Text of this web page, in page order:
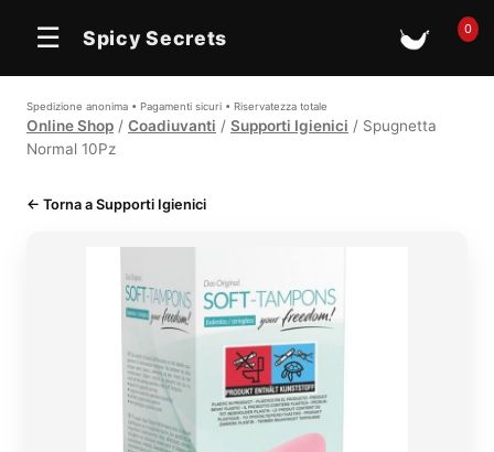
☰ Spicy Secrets 🛒0
Spedizione anonima • Pagamenti sicuri • Riservatezza totale
Online Shop / Coadiuvanti / Supporti Igienici / Spugnetta
Normal 10Pz
← Torna a Supporti Igienici